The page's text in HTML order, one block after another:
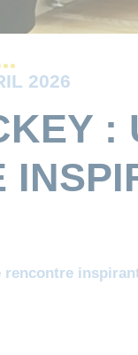
2026
:
rencontre